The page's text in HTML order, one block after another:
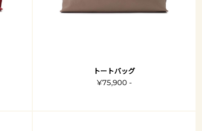
トートバッグ
¥75,900 -